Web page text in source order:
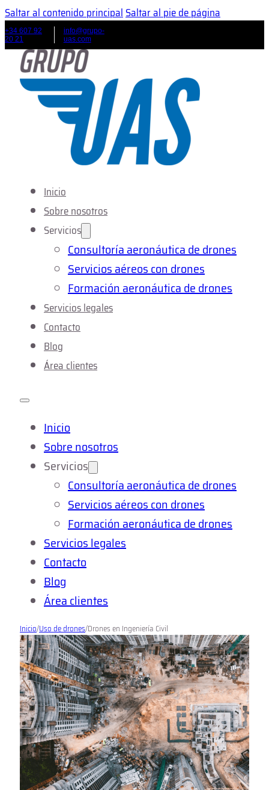
Saltar al contenido principal Saltar al pie de página
+34 607 92
20 21
info@grupo-
uas.com
Inicio
Sobre nosotros
Servicios
Consultoría aeronáutica de drones
Servicios aéreos con drones
Formación aeronáutica de drones
Servicios legales
Contacto
Blog
Área clientes
Inicio
Sobre nosotros
Servicios
Consultoría aeronáutica de drones
Servicios aéreos con drones
Formación aeronáutica de drones
Servicios legales
Contacto
Blog
Área clientes
Inicio/Uso de drones/Drones en Ingeniería Civil